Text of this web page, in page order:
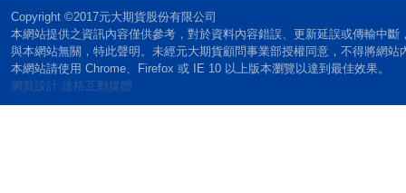
Copyright ©2017元大期貨股份有限公司
本網站提供之資訊內容僅供參考，對於資料內容錯誤、更新延誤或傳輸中
與本網站無關，特此聲明。未經元大期貨顧問事業部授權同意，不得將網站
本網站請使用 Chrome、Firefox 或 IE 10 以上版本瀏覽以達到最佳效果。
網頁設計:達格互動媒體